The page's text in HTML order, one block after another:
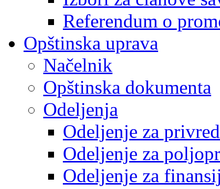
Referendum o
Opštinska uprava
Načelnik
Opštinska dokumenta
Odeljenja
Odeljenje za
Odeljenje za
Odeljenje za